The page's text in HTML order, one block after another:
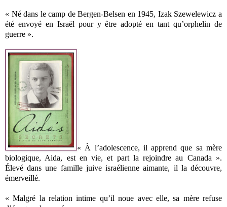
« Né dans le camp de Bergen-Belsen en 1945, Izak Szewelewicz a
été envoyé en Israël pour y être adopté en tant qu’orphelin de
guerre ».
« À l’adolescence, il apprend que sa mère
biologique, Aida, est en vie, et part la rejoindre au Canada ».
Élevé dans une famille juive israélienne aimante, il la découvre,
émerveillé.
« Malgré la relation intime qu’il noue avec elle, sa mère refuse